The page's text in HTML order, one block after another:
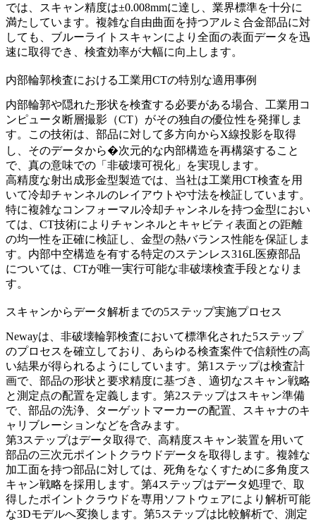
では、スキャン精度は±0.008mmに達し、業界標準を十分に
満たしています。 複雑な自由曲面を持つアルミ合金部品に対
しても、ブルーライトスキャンにより全面の表面データを迅
速に取得でき、検査効率が大幅に向上します。
内部輪郭検査における工業用CTの特別な適用事例
内部輪郭や隠れた形状を検査する必要がある場合、工業用コ
ンピュータ断層撮影（CT）がその独自の優位性を発揮しま
す。この技術は、部品に対して多方向からX線投影を取得
し、そのデータから�次元的な内部構造を再構築すること
で、真の意味での「非破壊可視化」を実現します。
高精度な射出成形金型製造では、当社は工業用CT検査を用
いて冷却チャンネルのレイアウトや寸法を検証しています。
特に複雑なコンフォーマル冷却チャンネルを持つ金型におい
ては、CT技術によりチャンネルとキャビティ表面との距離
の均一性を正確に検証し、金型の熱バランス性能を保証しま
す。内部中空構造を有する特定のステンレス316L医療部品
については、CTが唯一実行可能な非破壊検査手段となりま
す。
スキャンからデータ解析までの5ステップ実施プロセス
Newayは、非破壊輪郭検査において標準化された5ステップ
のプロセスを確立しており、あらゆる検査案件で信頼性の高
い結果が得られるようにしています。第1ステップは検査計
画で、部品の形状と要求精度に基づき、適切なスキャン戦略
と測定点の配置を定義します。第2ステップはスキャン準備
で、部品の洗浄、ターゲットマーカーの配置、スキャナのキ
ャリブレーションなどを含みます。
第3ステップはデータ取得で、高精度スキャン装置を用いて
部品の三次元ポイントクラウドデータを取得します。 複雑な
加工面を持つ部品に対しては、死角をなくすために多角度ス
キャン戦略を採用します。第4ステップはデータ処理で、取
得したポイントクラウドを専用ソフトウェアにより解析可能
な3Dモデルへ変換します。第5ステップは比較解析で、測定